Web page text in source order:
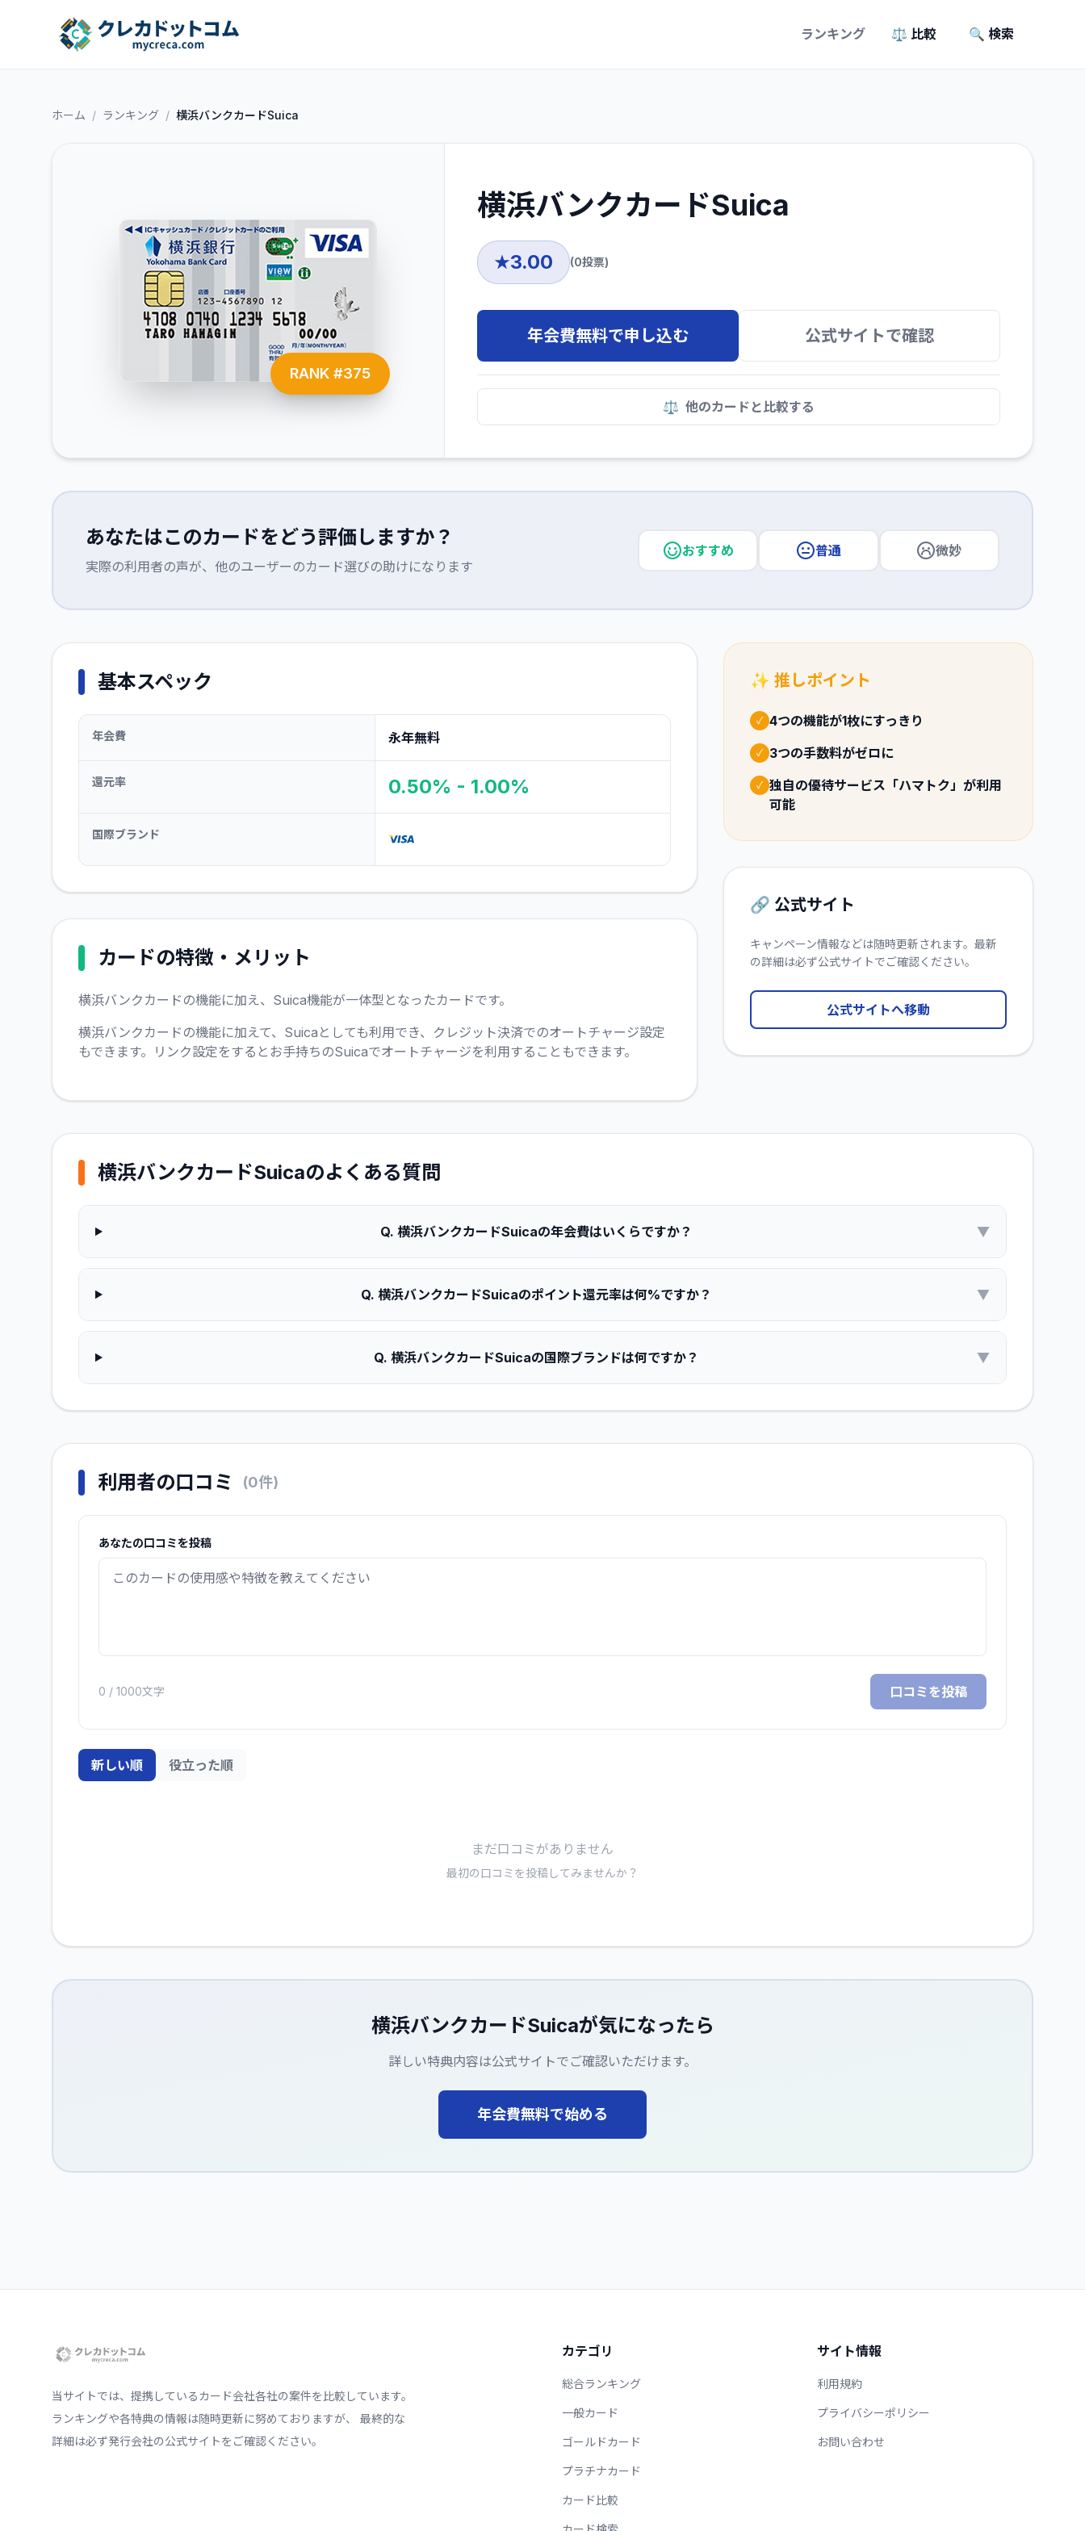
ランキング ⚖️ 比較 🔍 検索
ホーム / ランキング / 横浜バンクカードSuica
RANK #375
横浜バンクカードSuica
★3.00 (0投票)
年会費無料で申し込む 公式サイトで確認
⚖️ 他のカードと比較する
あなたはこのカードをどう評価しますか？
実際の利用者の声が、他のユーザーのカード選びの助けになります
おすすめ 普通 微妙
基本スペック
年会費 永年無料
還元率 0.50% - 1.00%
国際ブランド
カードの特徴・メリット
横浜バンクカードの機能に加え、Suica機能が一体型となったカードです。
横浜バンクカードの機能に加えて、Suicaとしても利用でき、クレジット決済でのオートチャージ設定
もできます。リンク設定をするとお手持ちのSuicaでオートチャージを利用することもできます。
✨ 推しポイント
✓ 4つの機能が1枚にすっきり
✓ 3つの手数料がゼロに
✓ 独自の優待サービス「ハマトク」が利用
可能
🔗 公式サイト
キャンペーン情報などは随時更新されます。最新
の詳細は必ず公式サイトでご確認ください。
公式サイトへ移動
横浜バンクカードSuicaのよくある質問
Q. 横浜バンクカードSuicaの年会費はいくらですか？ ▼
Q. 横浜バンクカードSuicaのポイント還元率は何%ですか？ ▼
Q. 横浜バンクカードSuicaの国際ブランドは何ですか？ ▼
利用者の口コミ (0件)
あなたの口コミを投稿
0 / 1000文字 口コミを投稿
新しい順 役立った順
まだ口コミがありません
最初の口コミを投稿してみませんか？
横浜バンクカードSuicaが気になったら
詳しい特典内容は公式サイトでご確認いただけます。
年会費無料で始める
当サイトでは、提携しているカード会社各社の案件を比較しています。
ランキングや各特典の情報は随時更新に努めておりますが、 最終的な
詳細は必ず発行会社の公式サイトをご確認ください。
カテゴリ
総合ランキング
一般カード
ゴールドカード
プラチナカード
カード比較
サイト情報
利用規約
プライバシーポリシー
お問い合わせ